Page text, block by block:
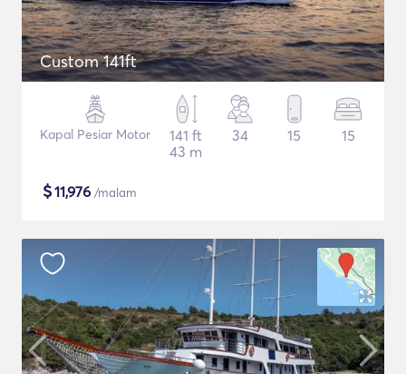
Custom 141ft
Kapal Pesiar Motor
141 ft
43 m
34 15 15
$11,976 /malam